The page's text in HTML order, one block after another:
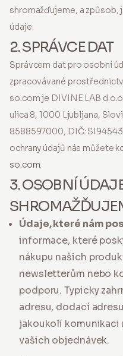
shromažďujeme, a způsob,
údaje.
2. SPRÁVCE DAT
Správcem dat pro osobní
zpracovávané
so.com je DIVINE LAB
ulica 8, 1000 Ljubljana,
8588597000, DIČ:
ochrany údajů nás můžete
so.com.
3. OSOBNÍ
Údaje, které nám
informace, které
nákupu našich
newsletterům nebo
podporu. Typicky
adresu, dodací
jakoukoli komunikaci
vašich objednávek.